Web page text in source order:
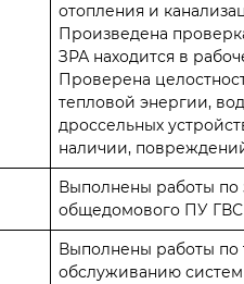
отопления и
Произведена
ЗРА находится в
Проверена
тепловой энергии,
дроссельных
наличии,
Выполнены работы по
общедомового ПУ ГВС
Выполнены работы по
обслуживанию